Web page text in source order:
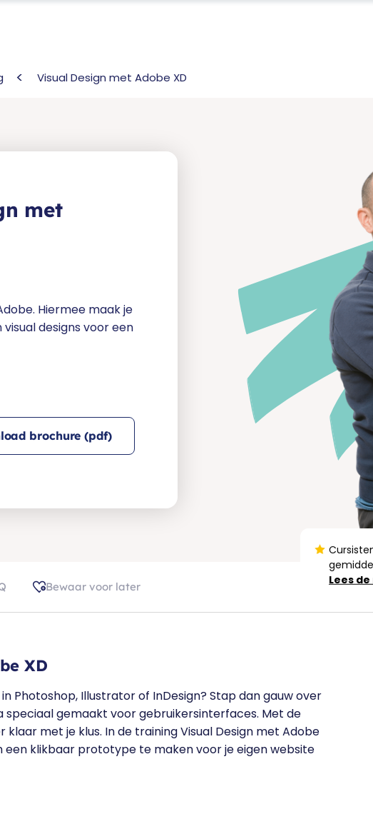
Visual Design met Adobe XD
met
Hiermee maak je
designs voor een
brochure (pdf)
Lees
Bewaar voor later
XD
Photoshop, Illustrator of InDesign? Stap dan gauw over
gemaakt voor gebruikersinterfaces. Met de
met je klus. In de training Visual Design met Adobe
klikbaar prototype te maken voor je eigen website